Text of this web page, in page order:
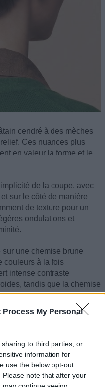
Process My Personal
to third parties, or
information for
use the below opt-out
note that after your
cendré à des mèches
Ces nuances plus
en valeur la forme et le
de la coupe, avec
sur le côté de manière
de texture pour un
ondulations et
sur une chemise brune
couleurs à la fois
intense contraste
tandis que la chemise
un ensemble parfaitement